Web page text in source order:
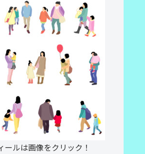
ールは画像をクリック！